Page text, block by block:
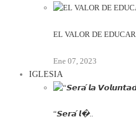
EL VALOR DE EDUCAR
Ene 07, 2023
IGLESIA
“𝙎𝙚𝙧𝙖́ 𝙡�..